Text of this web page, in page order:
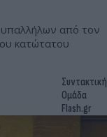
από τον
κατώτατου
Συντακτική
Ομάδα
Flash.gr